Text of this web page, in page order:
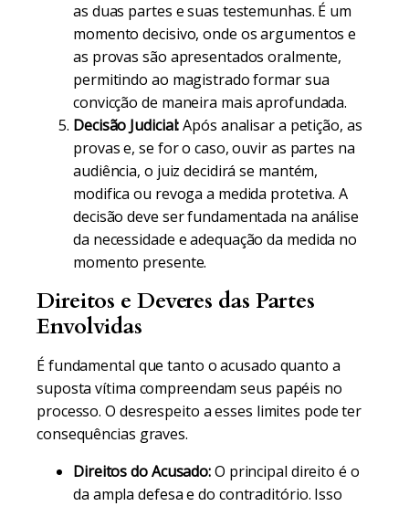
as duas partes e suas testemunhas. É um
momento decisivo, onde os argumentos e
as provas são apresentados oralmente,
permitindo ao magistrado formar sua
convicção de maneira mais aprofundada.
Decisão Judicial:Após analisar a petição, as
provas e, se for o caso, ouvir as partes na
audiência, o juiz decidirá se mantém,
modifica ou revoga a medida protetiva. A
decisão deve ser fundamentada na análise
da necessidade e adequação da medida no
momento presente.
Direitos e Deveres das Partes
Envolvidas
É fundamental que tanto o acusado quanto a
suposta vítima compreendam seus papéis no
processo. O desrespeito a esses limites pode ter
consequências graves.
Direitos do Acusado:O principal direito é o
da ampla defesa e do contraditório. Isso